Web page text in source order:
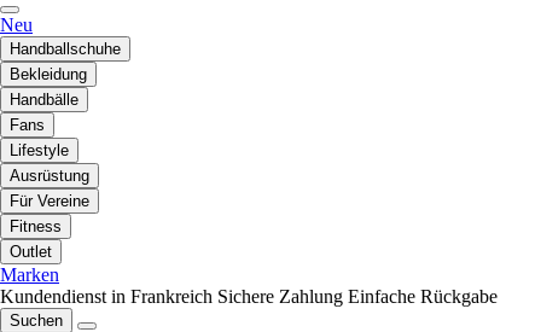
Neu
Handballschuhe
Bekleidung
Handbälle
Fans
Lifestyle
Ausrüstung
Für Vereine
Fitness
Outlet
Marken
Kundendienst in Frankreich Sichere Zahlung Einfache Rückgabe
Suchen